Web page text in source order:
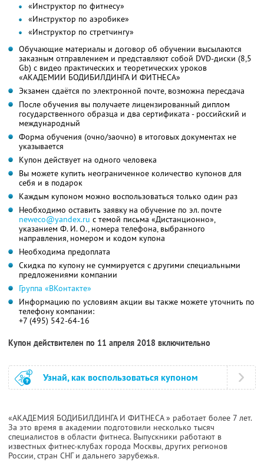
«Инструктор по фитнесу»
«Инструктор по аэробике»
«Инструктор по стретчингу»
Обучающие материалы и договор об обучении высылаются
заказным отправлением и представляют собой DVD-диски (8,5
Gb) с видео практических и теоретических уроков
«АКАДЕМИИ БОДИБИЛДИНГА И ФИТНЕСА»
Экзамен сдаётся по электронной почте, возможна пересдача
После обучения вы получаете лицензированный диплом
государственного образца и два сертификата - российский и
международный
Форма обучения (очно/заочно) в итоговых документах не
указывается
Купон действует на одного человека
Вы можете купить неограниченное количество купонов для
себя и в подарок
Каждым купоном можно воспользоваться только один раз
Необходимо оставить заявку на обучение по эл. почте
neweco@yandex.ru с темой письма «Дистанционно»,
указанием Ф. И. О., номера телефона, выбранного
направления, номером и кодом купона
Необходима предоплата
Скидка по купону не суммируется с другими специальными
предложениями компании
Группа «ВКонтакте»
Информацию по условиям акции вы также можете уточнить по
телефону компании:
+7 (495) 542-64-16
Купон действителен по 11 апреля 2018 включительно
Узнай, как воспользоваться купоном
«АКАДЕМИЯ БОДИБИЛДИНГА И ФИТНЕСА» работает более 7 лет.
За это время в академии подготовили несколько тысяч
специалистов в области фитнеса. Выпускники работают в
известных фитнес-клубах города Москвы, других регионов
России, стран СНГ и дальнего зарубежья.